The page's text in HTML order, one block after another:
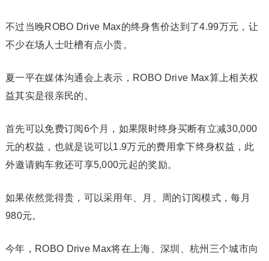
不过当晚ROBO Drive Max的终身售价达到了4.99万元，让
不少在场人士吐槽有点小贵。
夏一平在媒体沟通会上表示，ROBO Drive Max算上相关权
益其实是很亲民的。
首先可以免费订阅6个月，如果限时终身买断有立减30,000
元的权益，也就是说可以1.9万元的费用拿下终身权益，此
外邀请购车救还可享5,000元起的奖励。
如果依然觉得贵，可以采用年、月、周的订阅模式，每月
980元。‍‍‍‍‍
今年，ROBO Drive Max将在上海、深圳、杭州三个城市向